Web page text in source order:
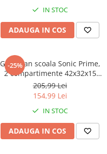
IN STOC
ADAUGA IN COS
-25%
Ghiozdan scoala Sonic Prime,
2 compartimente 42x32x15
cm
205,99 Lei
154,99 Lei
IN STOC
ADAUGA IN COS